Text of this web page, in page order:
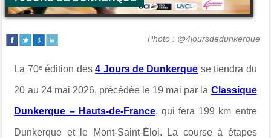
Photo : @4joursdedunkerque
La 70ᵉ édition des4 Jours de Dunkerque se tiendra du
20 au 24 mai 2026, précédée le 19 mai par la Classique
Dunkerque – Hauts-de-France, qui fera 199 km entre
Dunkerque et le Mont-Saint-Éloi. La course à étapes